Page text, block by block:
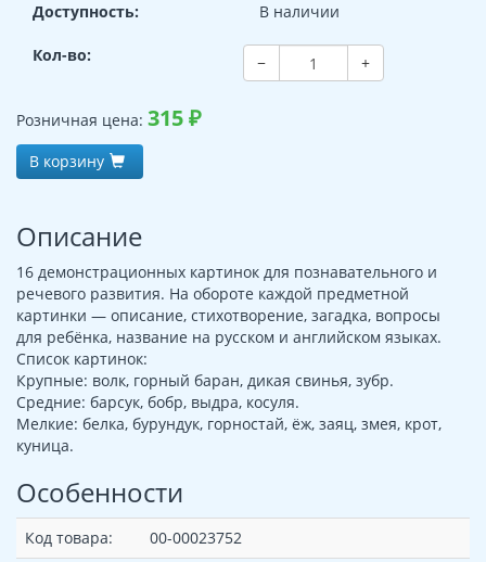
Доступность:
В наличии
Кол-во: − +
Розничная цена: 315₽
В корзину
Описание
16 демонстрационных картинок для познавательного и
речевого развития. На обороте каждой предметной
картинки — описание, стихотворение, загадка, вопросы
для ребёнка, название на русском и английском языках.
Список картинок:
Крупные: волк, горный баран, дикая свинья, зубр.
Средние: барсук, бобр, выдра, косуля.
Мелкие: белка, бурундук, горностай, ёж, заяц, змея, крот,
куница.
Особенности
Код товара:
00-00023752